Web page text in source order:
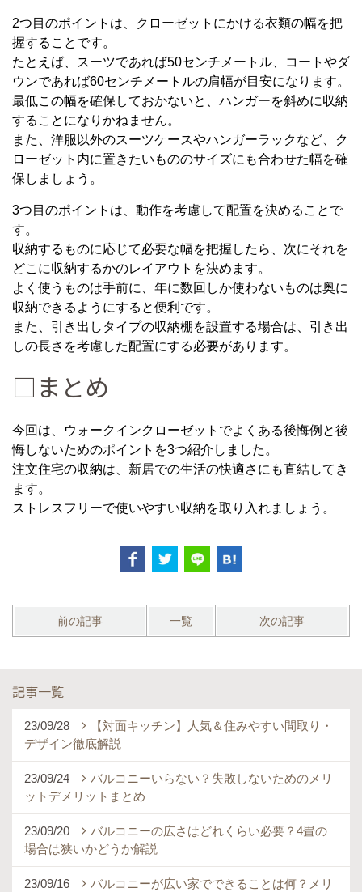
2つ目のポイントは、クローゼットにかける衣類の幅を把
握することです。
たとえば、スーツであれば50センチメートル、コートやダ
ウンであれば60センチメートルの肩幅が目安になります。
最低この幅を確保しておかないと、ハンガーを斜めに収納
することになりかねません。
また、洋服以外のスーツケースやハンガーラックなど、ク
ローゼット内に置きたいもののサイズにも合わせた幅を確
保しましょう。
3つ目のポイントは、動作を考慮して配置を決めることで
す。
収納するものに応じて必要な幅を把握したら、次にそれを
どこに収納するかのレイアウトを決めます。
よく使うものは手前に、年に数回しか使わないものは奥に
収納できるようにすると便利です。
また、引き出しタイプの収納棚を設置する場合は、引き出
しの長さを考慮した配置にする必要があります。
□まとめ
今回は、ウォークインクローゼットでよくある後悔例と後
悔しないためのポイントを3つ紹介しました。
注文住宅の収納は、新居での生活の快適さにも直結してき
ます。
ストレスフリーで使いやすい収納を取り入れましょう。
前の記事 一覧 次の記事
記事一覧
23/09/28
【対面キッチン】人気＆住みやすい間取り・
デザイン徹底解説
23/09/24
バルコニーいらない？失敗しないためのメリ
ットデメリットまとめ
23/09/20
バルコニーの広さはどれくらい必要？4畳の
場合は狭いかどうか解説
23/09/16
バルコニーが広い家でできることは何？メリ